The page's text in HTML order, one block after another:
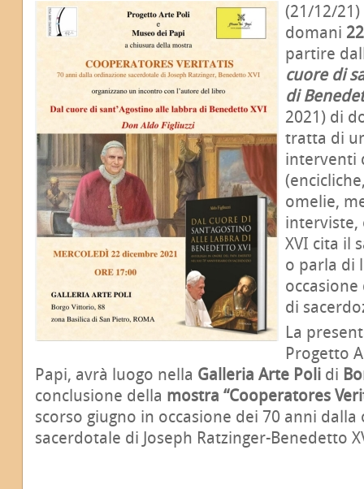
(21/12/
domani
partire
cuore di
di
2021) di
tratta di
interventi
omelie,
interviste,
XVI cita il
o parla di
di
La
Progetto
Papi, avrà luogo nella Galleria Arte Poli di
conclusione della mostra “Cooperatores
scorso giugno in occasione dei 70 anni
sacerdotale di Joseph Ratzinger-Benedetto